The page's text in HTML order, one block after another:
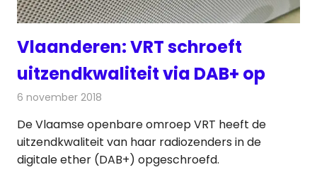
Vlaanderen: VRT schroeft
uitzendkwaliteit via DAB+ op
6 november 2018
De Vlaamse openbare omroep VRT heeft de
uitzendkwaliteit van haar radiozenders in de
digitale ether (DAB+) opgeschroefd.